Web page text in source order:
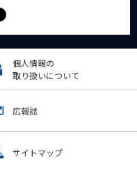
個人情報の
取り扱いについて
広報誌
サイトマップ